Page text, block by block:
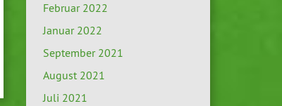
Februar 2022
Januar 2022
September 2021
August 2021
Juli 2021